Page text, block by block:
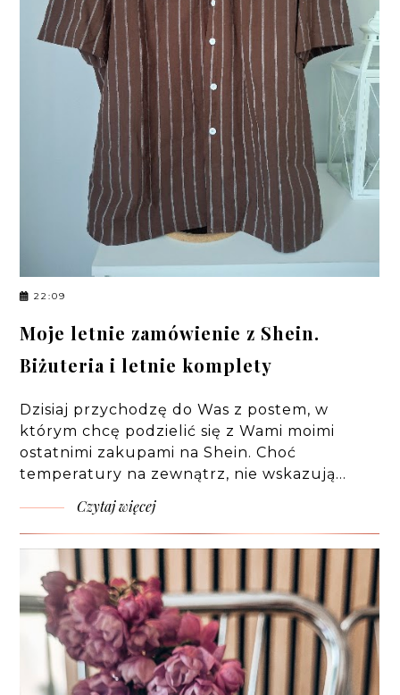
22:09
Moje letnie zamówienie z Shein.
Biżuteria i letnie komplety
Dzisiaj przychodzę do Was z postem, w
którym chcę podzielić się z Wami moimi
ostatnimi zakupami na Shein. Choć
temperatury na zewnątrz, nie wskazują…
Czytaj więcej